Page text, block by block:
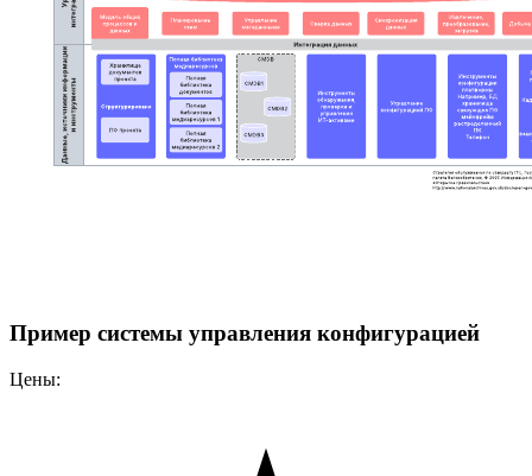
Пример системы управления конфигурацией
Цены: